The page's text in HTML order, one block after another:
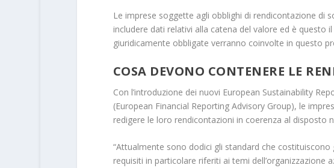
Le imprese soggette agli obblighi di rendicontazione di
includere dati relativi alla catena del valore ed è questo
giuridicamente obbligate verranno coinvolte in questo
COSA DEVONO CONTENERE LE
Con l’introduzione dei nuovi European Sustainability
(European Financial Reporting Advisory Group), le
redigere le loro rendicontazioni in coerenza al disposto
“Attualmente sono dodici gli standard che costituiscono
requisiti in particolare riferiti ai temi dell’organizzazione